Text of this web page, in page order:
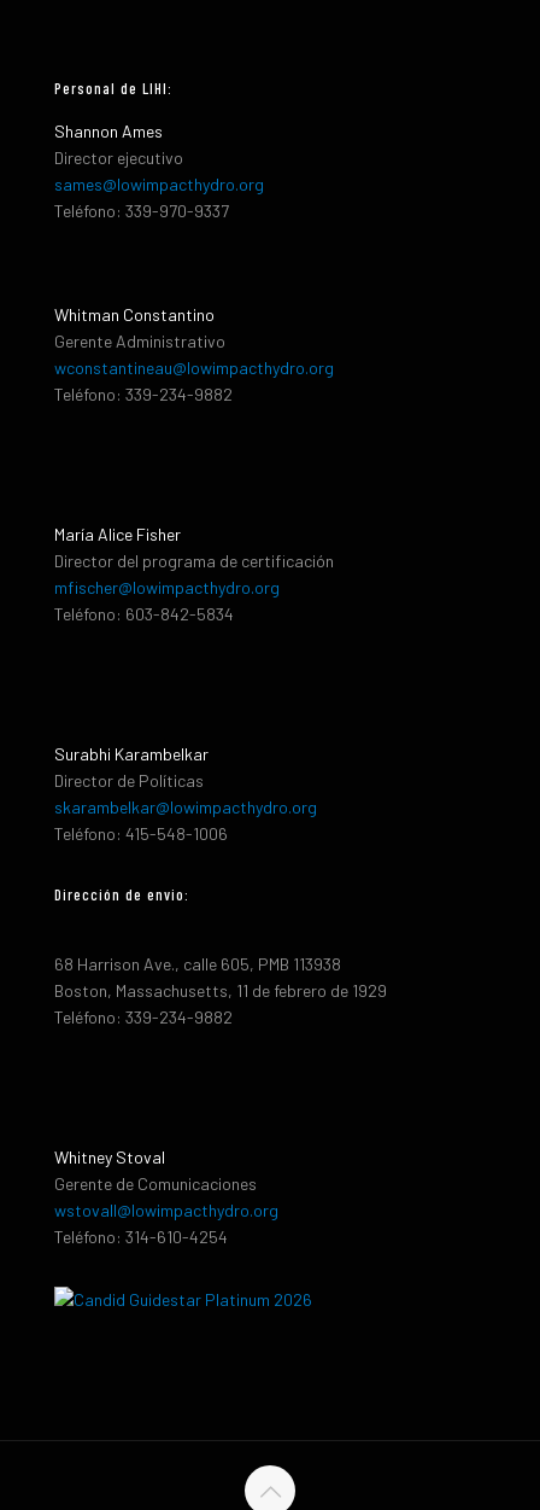
Personal de LIHI:
Shannon Ames
Director ejecutivo
sames@lowimpacthydro.org
Teléfono: 339-970-9337
Whitman Constantino
Gerente Administrativo
wconstantineau@lowimpacthydro.org
Teléfono: 339-234-9882
María Alice Fisher
Director del programa de certificación
mfischer@lowimpacthydro.org
Teléfono: 603-842-5834
Surabhi Karambelkar
Director de Políticas
skarambelkar@lowimpacthydro.org
Teléfono: 415-548-1006
Dirección de envio:
68 Harrison Ave., calle 605, PMB 113938
Boston, Massachusetts, 11 de febrero de 1929
Teléfono: 339-234-9882
Whitney Stoval
Gerente de Comunicaciones
wstovall@lowimpacthydro.org
Teléfono: 314-610-4254